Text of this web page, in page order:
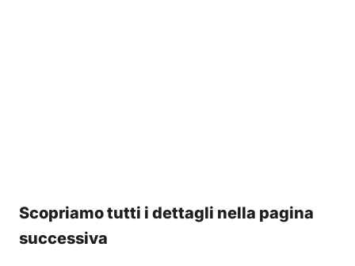
Scopriamo tutti i dettagli nella pagina
successiva